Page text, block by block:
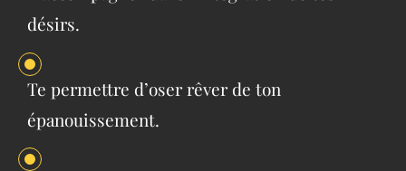
désirs.
Te permettre d’oser rêver de ton
épanouissement.